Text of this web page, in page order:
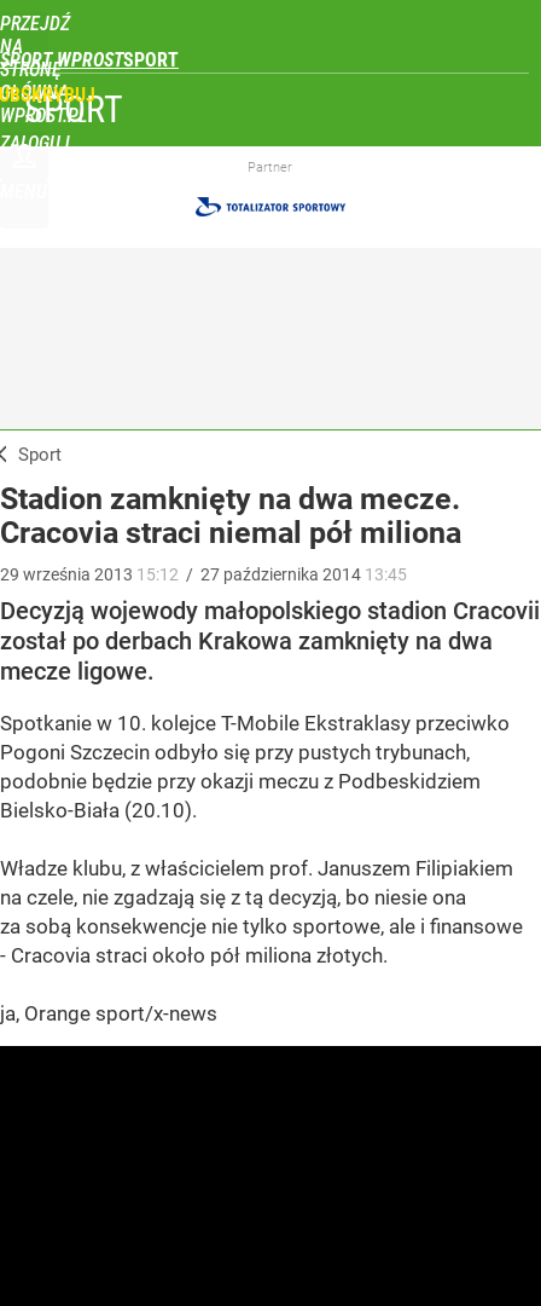
PRZEJDŹ
NA
STRONĘ
GŁÓWNĄ
WPROST.PL
SPORT WPROST
ZALOGUJ
SPORT
Partner
Sport
Stadion zamknięty na dwa mecze.
Cracovia straci niemal pół miliona
29 września 2013 15:12 / 27 października 2014 13:45
Decyzją wojewody małopolskiego stadion Cracovii
został po derbach Krakowa zamknięty na dwa
mecze ligowe.
Spotkanie w 10. kolejce T-Mobile Ekstraklasy przeciwko
Pogoni Szczecin odbyło się przy pustych trybunach,
podobnie będzie przy okazji meczu z Podbeskidziem
Bielsko-Biała (20.10).
Władze klubu, z właścicielem prof. Januszem Filipiakiem
na czele, nie zgadzają się z tą decyzją, bo niesie ona
za sobą konsekwencje nie tylko sportowe, ale i finansowe
- Cracovia straci około pół miliona złotych.
ja, Orange sport/x-news